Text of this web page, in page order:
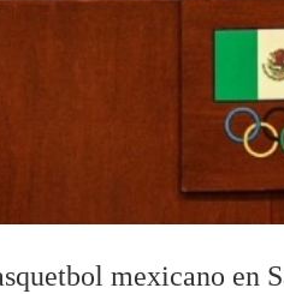
mexicano en